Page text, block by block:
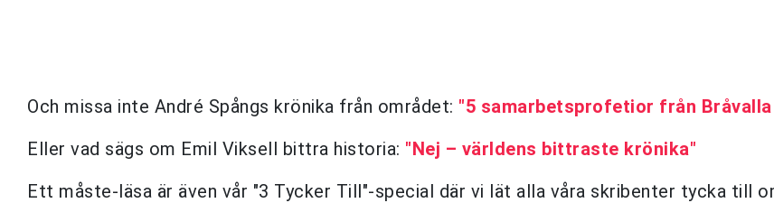
Och missa inte André Spångs krönika från området: "5 samarbetsprofetior från Bråvalla
Eller vad sägs om Emil Viksell bittra historia: "Nej – världens bittraste krönika"
Ett måste-läsa är även vår "3 Tycker Till"-special där vi lät alla våra skribenter tycka till